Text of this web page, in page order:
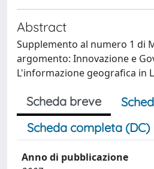
Abstract
Supplemento al numero 1 di
argomento: Innovazione e
L'informazione geografica in
Scheda breve
Scheda completa (DC)
Anno di pubblicazione